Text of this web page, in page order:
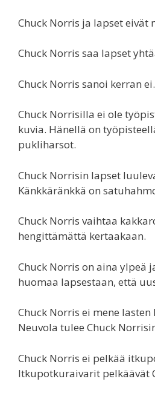
Chuck Norris ja lapset eivät
Chuck Norris saa lapset
Chuck Norris sanoi kerran
Chuck Norrisilla ei ole
kuvia. Hänellä on
pukliharsot.
Chuck Norrisin lapset
Känkkäränkkä on
Chuck Norris vaihtaa
hengittämättä kertaakaan.
Chuck Norris on aina ylpeä
huomaa lapsestaan, että
Chuck Norris ei mene lasten
Neuvola tulee Chuck
Chuck Norris ei pelkää
Itkupotkuraivarit pelkäävät